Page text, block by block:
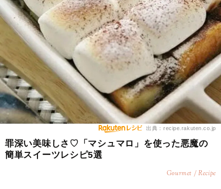
出典：recipe.rakuten.co.jp
罪深い美味しさ♡「マシュマロ」を使った悪魔の
簡単スイーツレシピ5選
Gourmet / Recipe